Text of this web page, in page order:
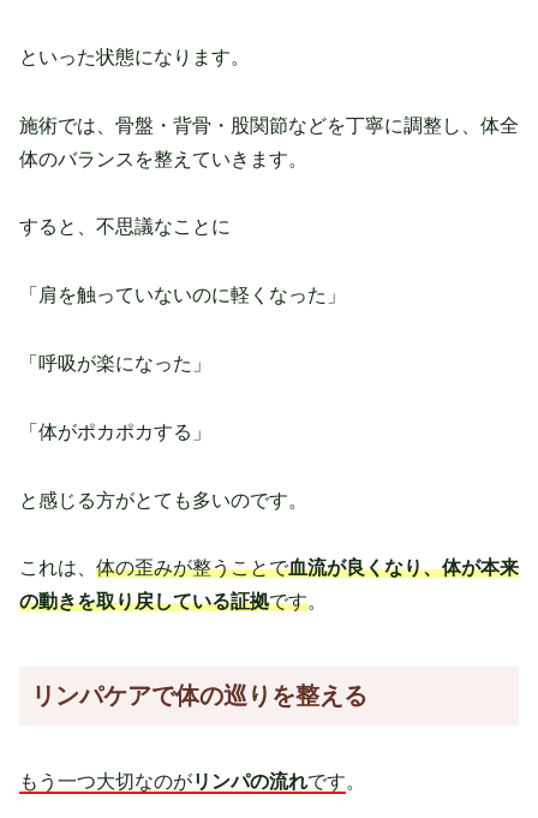
といった状態になります。
施術では、骨盤・背骨・股関節などを丁寧に調整し、体全
体のバランスを整えていきます。
すると、不思議なことに
「肩を触っていないのに軽くなった」
「呼吸が楽になった」
「体がポカポカする」
と感じる方がとても多いのです。
これは、 体の歪みが整うことで血流が良くなり、体が本来
の動きを取り戻している証拠です。
リンパケアで体の巡りを整える
もう一つ大切なのがリンパの流れです。